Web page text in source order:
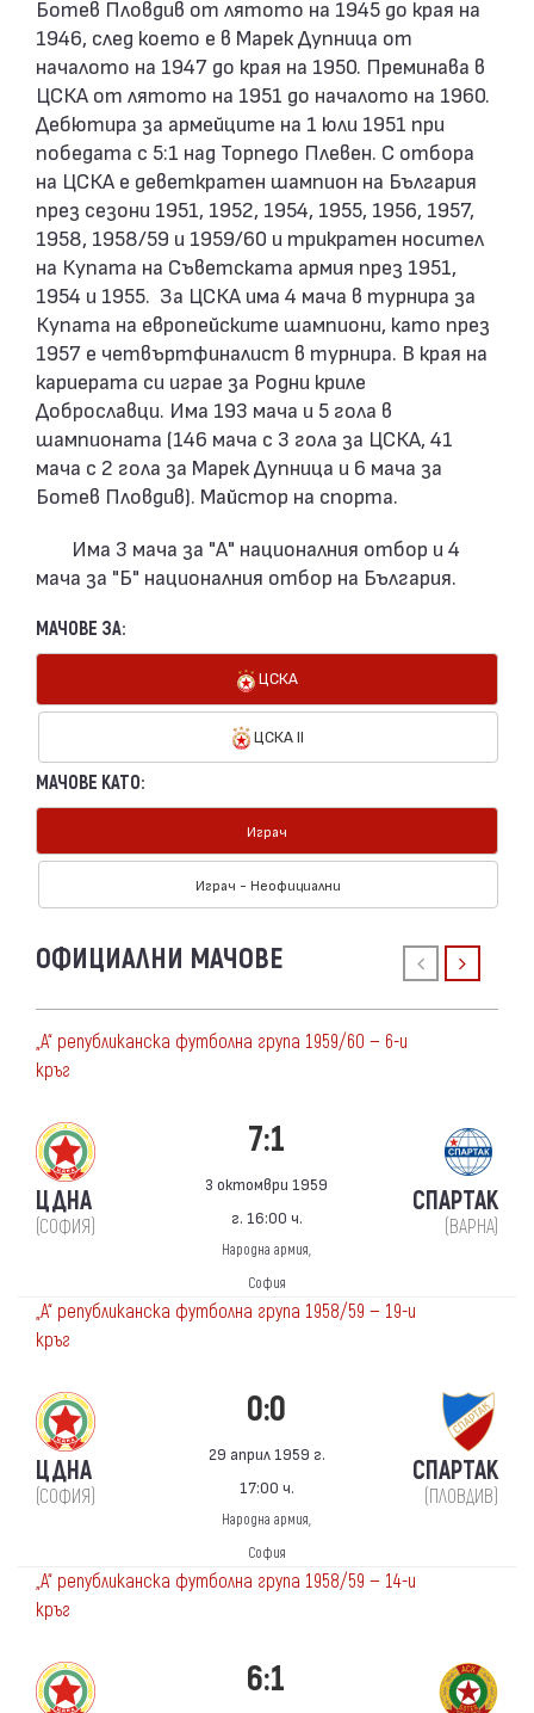
Ботев Пловдив от лятото на 1945 до края на
1946, след което е в Марек Дупница от
началото на 1947 до края на 1950. Преминава в
ЦСКА от лятото на 1951 до началото на 1960.
Дебютира за армейците на 1 юли 1951 при
победата с 5:1 над Торпедо Плевен. С отбора
на ЦСКА е деветкратен шампион на България
през сезони 1951, 1952, 1954, 1955, 1956, 1957,
1958, 1958/59 и 1959/60 и трикратен носител
на Купата на Съветската армия през 1951,
1954 и 1955. За ЦСКА има 4 мача в турнира за
Купата на европейските шампиони, като през
1957 е четвъртфиналист в турнира. В края на
кариерата си играе за Родни криле
Доброславци. Има 193 мача и 5 гола в
шампионата (146 мача с 3 гола за ЦСКА, 41
мача с 2 гола за Марек Дупница и 6 мача за
Ботев Пловдив). Майстор на спорта.
Има 3 мача за "А" националния отбор и 4
мача за "Б" националния отбор на България.
МАЧОВЕ ЗА:
ЦСКА
ЦСКА II
МАЧОВЕ КАТО:
Играч
Играч - Неофициални
ОФИЦИАЛНИ МАЧОВЕ
„А“ републиканска футболна група 1959/60 — 6-и
кръг
ЦДНА
(СОФИЯ)
7:1
3 октомври 1959
г. 16:00 ч.
Народна армия,
София
СПАРТАК
(ВАРНА)
„А“ републиканска футболна група 1958/59 — 19-и
кръг
ЦДНА
(СОФИЯ)
0:0
29 април 1959 г.
17:00 ч.
Народна армия,
София
СПАРТАК
(ПЛОВДИВ)
„А“ републиканска футболна група 1958/59 — 14-и
кръг
6:1